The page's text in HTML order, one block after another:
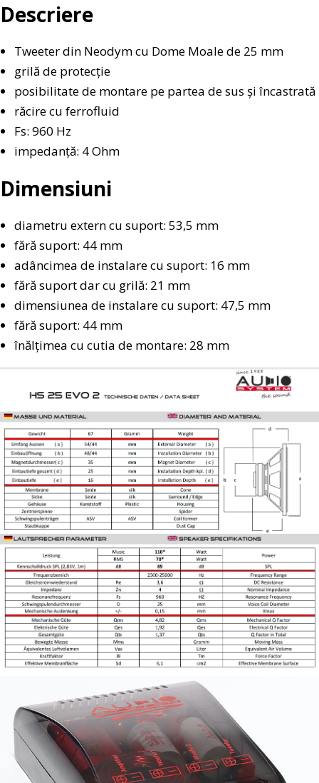
Descriere
Tweeter din Neodym cu Dome Moale de 25 mm
grilă de protecție
posibilitate de montare pe partea de sus și încastrată
răcire cu ferrofluid
Fs: 960 Hz
impedanță: 4 Ohm
Dimensiuni
diametru extern cu suport: 53,5 mm
fără suport: 44 mm
adâncimea de instalare cu suport: 16 mm
fără suport dar cu grilă: 21 mm
dimensiunea de instalare cu suport: 47,5 mm
fără suport: 44 mm
înălțimea cu cutia de montare: 28 mm